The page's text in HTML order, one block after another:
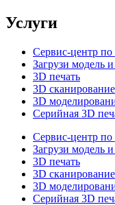
Услуги
Сервис-центр
Загрузи модель
3D печать
3D сканирование
3D
Серийная 3D
Сервис-центр
Загрузи модель
3D печать
3D сканирование
3D
Серийная 3D